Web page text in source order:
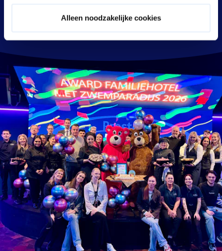
Alleen noodzakelijke cookies
verwelkomen in het 'Familiehotel met Zwemparadijs
van 2026'.